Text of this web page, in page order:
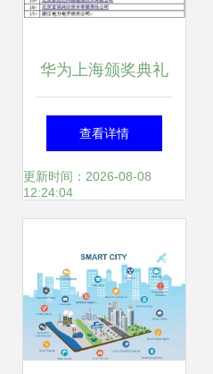
华为上海颁奖典礼
17家合作伙伴获
ISV技术认证，共
查看详情
更新时间：2026-08-08
12:24:04